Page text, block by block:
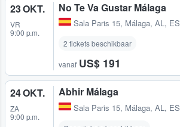
23 OKT.
VR
9:00 p.m.
No Te Va Gustar Málaga
Sala Paris 15, Málaga, AL, ES
2 tickets beschikbaar
vanaf US$ 191
24 OKT.
ZA
9:00 p.m.
Abhir Málaga
Sala Paris 15, Málaga, AL, ES